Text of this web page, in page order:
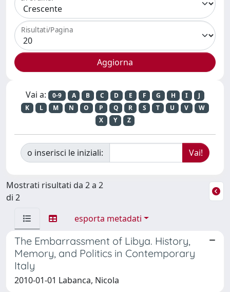
Risultati/Pagina
Vai a: 0-9 A B C D E F G H I
J
K
L M N O P Q R S T U V
W
X
Y Z
o inserisci le iniziali:
Mostrati risultati da 2 a 2
di 2
esporta metadati
The Embarrassment of Libya. History,
Memory, and Politics in Contemporary
Italy
2010-01-01 Labanca, Nicola